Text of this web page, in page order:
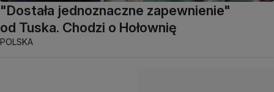
"Dostała jednoznaczne zapewnienie"
od Tuska. Chodzi o Hołownię
POLSKA